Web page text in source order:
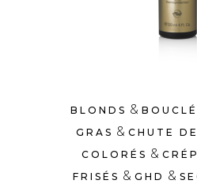
BLONDS &
GRAS & CHUTE
COLORÉS &
FRISÉS & GHD &